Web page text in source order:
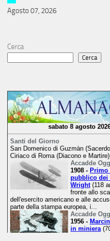
Agosto 07, 2026
Cerca
Cerca